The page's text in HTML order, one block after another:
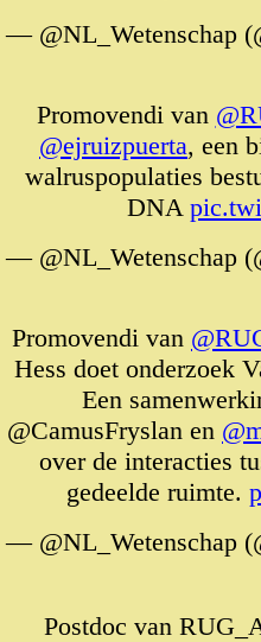
— @NL_Wetenschap
Promovendi van
@ejruizpuerta, een
walruspopulaties
DNA
— @NL_Wetenschap
Promovendi van
Hess doet onderzoek
Een
@CamusFryslan en
over de interacties
gedeelde ruimte.
— @NL_Wetenschap
Postdoc van